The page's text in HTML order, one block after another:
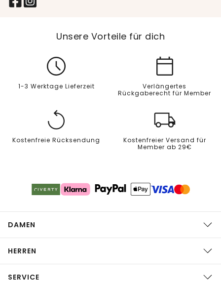
Unsere Vorteile für dich
1-3 Werktage Lieferzeit
Verlängertes
Rückgaberecht für Member
Kostenfreie Rücksendung
Kostenfreier Versand für
Member ab 29€
DAMEN
HERREN
SERVICE